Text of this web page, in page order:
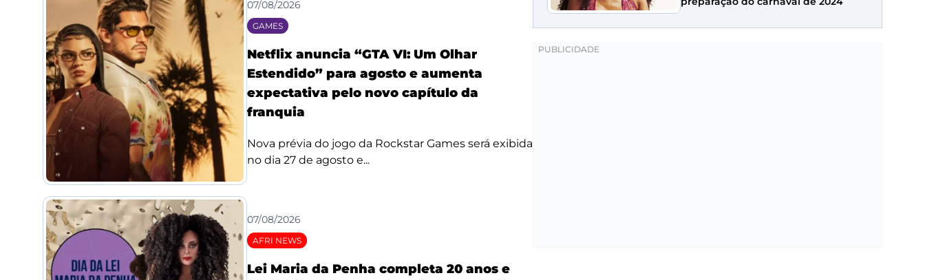
07/08/2026
GAMES
Netflix anuncia “GTA VI: Um Olhar
Estendido” para agosto e aumenta
expectativa pelo novo capítulo da
franquia
Nova prévia do jogo da Rockstar Games será exibida
no dia 27 de agosto e...
07/08/2026
AFRI NEWS
Lei Maria da Penha completa 20 anos e